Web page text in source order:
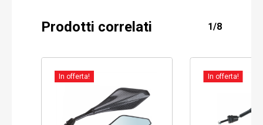
Prodotti correlati 1/8
In offerta! In offerta!